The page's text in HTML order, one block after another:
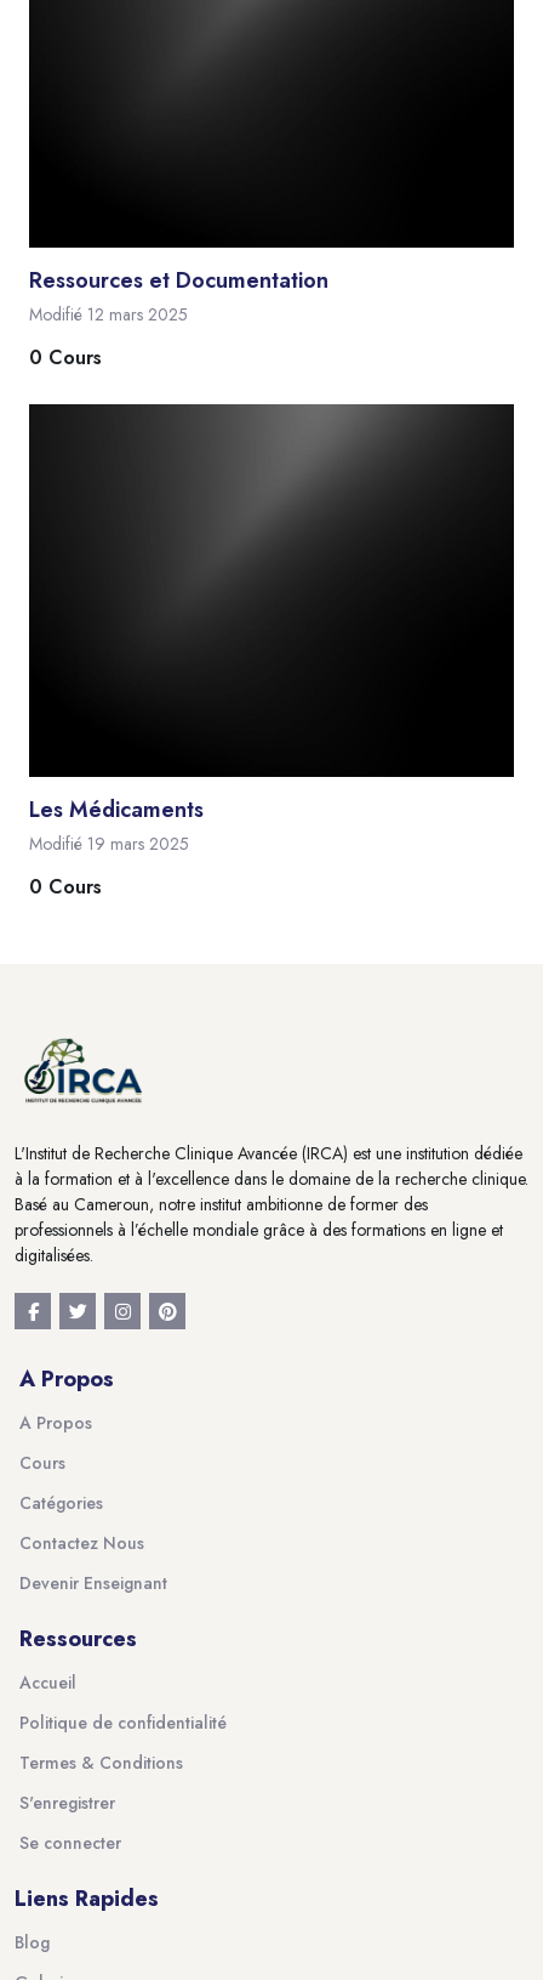
Ressources et Documentation
Modifié 12 mars 2025
0 Cours
Les Médicaments
Modifié 19 mars 2025
0 Cours
L'Institut de Recherche Clinique Avancée (IRCA) est une institution dédiée
à la formation et à l'excellence dans le domaine de la recherche clinique.
Basé au Cameroun, notre institut ambitionne de former des
professionnels à l’échelle mondiale grâce à des formations en ligne et
digitalisées.
A Propos
A Propos
Cours
Catégories
Contactez Nous
Devenir Enseignant
Ressources
Accueil
Politique de confidentialité
Termes & Conditions
S'enregistrer
Se connecter
Liens Rapides
Blog